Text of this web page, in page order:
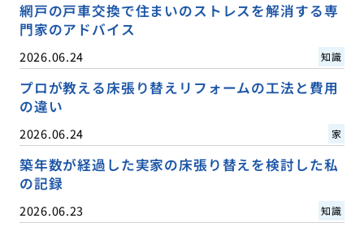
網戸の戸車交換で住まいのストレスを解消する専
門家のアドバイス
2026.06.24 知識
プロが教える床張り替えリフォームの工法と費用
の違い
2026.06.24 家
築年数が経過した実家の床張り替えを検討した私
の記録
2026.06.23 知識